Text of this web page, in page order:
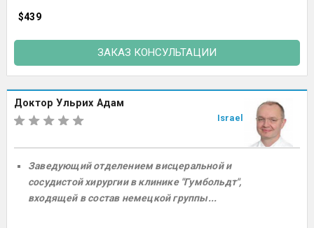
$439
ЗАКАЗ КОНСУЛЬТАЦИИ
Доктор Ульрих Адам
Israel
Заведующий отделением висцеральной и
сосудистой хирургии в клинике "Гумбольдт",
входящей в состав немецкой группы...